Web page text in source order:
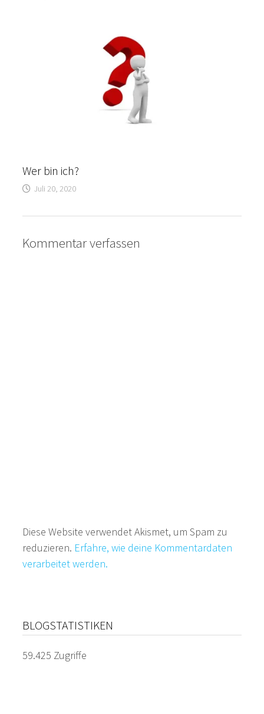
Wer bin ich?
Juli 20, 2020
Kommentar verfassen
Diese Website verwendet Akismet, um Spam zu
reduzieren. Erfahre, wie deine Kommentardaten
verarbeitet werden.
BLOGSTATISTIKEN
59.425 Zugriffe